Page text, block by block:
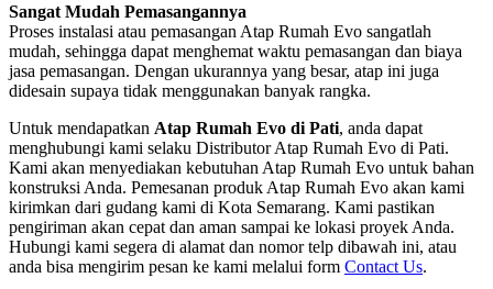
Sangat Mudah Pemasangannya
Proses instalasi atau pemasangan Atap Rumah Evo sangatlah
mudah, sehingga dapat menghemat waktu pemasangan dan biaya
jasa pemasangan. Dengan ukurannya yang besar, atap ini juga
didesain supaya tidak menggunakan banyak rangka.
Untuk mendapatkan Atap Rumah Evo di Pati, anda dapat
menghubungi kami selaku Distributor Atap Rumah Evo di Pati.
Kami akan menyediakan kebutuhan Atap Rumah Evo untuk bahan
konstruksi Anda. Pemesanan produk Atap Rumah Evo akan kami
kirimkan dari gudang kami di Kota Semarang. Kami pastikan
pengiriman akan cepat dan aman sampai ke lokasi proyek Anda.
Hubungi kami segera di alamat dan nomor telp dibawah ini, atau
anda bisa mengirim pesan ke kami melalui form Contact Us.